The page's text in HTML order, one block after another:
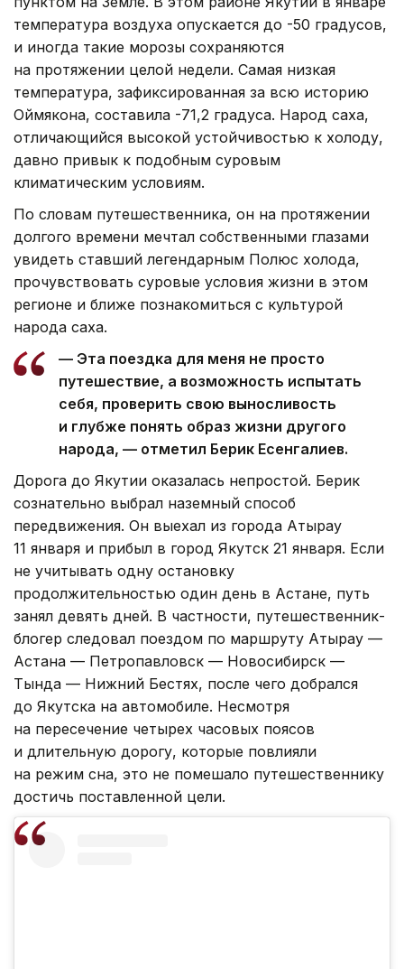
температура воздуха опускается до -50 градусов,
и иногда такие морозы сохраняются
на протяжении целой недели. Самая низкая
температура, зафиксированная за всю историю
Оймякона, составила -71,2 градуса. Народ саха,
отличающийся высокой устойчивостью к холоду,
давно привык к подобным суровым
климатическим условиям.
По словам путешественника, он на протяжении
долгого времени мечтал собственными глазами
увидеть ставший легендарным Полюс холода,
прочувствовать суровые условия жизни в этом
регионе и ближе познакомиться с культурой
народа саха.
— Эта поездка для меня не просто
путешествие, а возможность испытать
себя, проверить свою выносливость
и глубже понять образ жизни другого
народа, — отметил Берик Есенгалиев.
Дорога до Якутии оказалась непростой. Берик
сознательно выбрал наземный способ
передвижения. Он выехал из города Атырау
11 января и прибыл в город Якутск 21 января. Если
не учитывать одну остановку
продолжительностью один день в Астане, путь
занял девять дней. В частности, путешественник-
блогер следовал поездом по маршруту Атырау —
Астана — Петропавловск — Новосибирск —
Тында — Нижний Бестях, после чего добрался
до Якутска на автомобиле. Несмотря
на пересечение четырех часовых поясов
и длительную дорогу, которые повлияли
на режим сна, это не помешало путешественнику
достичь поставленной цели.